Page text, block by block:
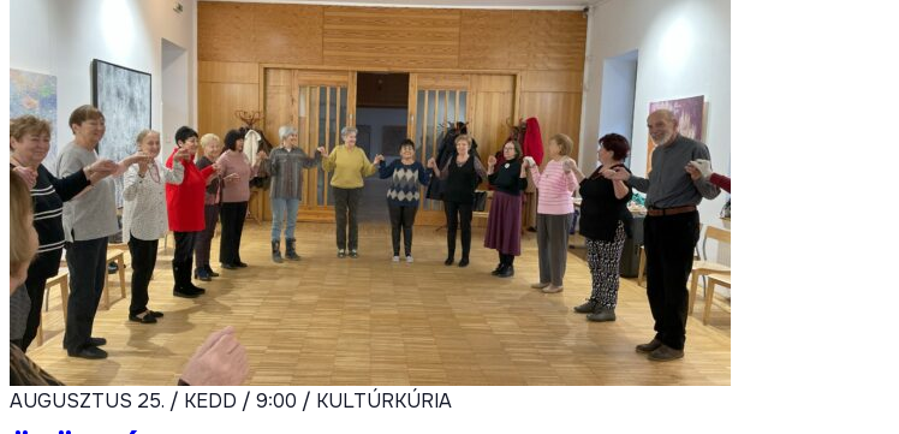
AUGUSZTUS 25. / KEDD / 9:00 / KULTÚRKÚRIA